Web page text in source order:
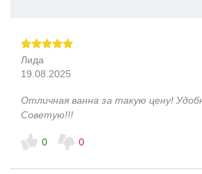
Лида
19.08.2025
Отличная ванна за такую цену!
Советую!!!
0 0